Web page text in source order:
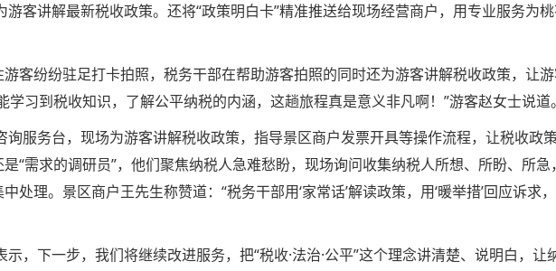
客讲解最新税收政策。还将“政策明白卡”精准推送给现场经营商户，用专业服务为
客纷纷驻足打卡拍照，税务干部在帮助游客拍照的同时还为游客讲解税收政策，让游
学习到税收知识，了解公平纳税的内涵，这趟旅程真是意义非凡啊！”游客赵女士说道。
服务台，现场为游客讲解税收政策，指导景区商户发票开具等操作流程，让税收政策
“需求的调研员”，他们聚焦纳税人急难愁盼，现场询问收集纳税人所想、所盼、所
处理。景区商户王先生称赞道：“税务干部用‘家常话’解读政策，用‘暖举措’回应诉求
，下一步，我们将继续改进服务，把“税收·法治·公平”这个理念讲清楚、说明白，让